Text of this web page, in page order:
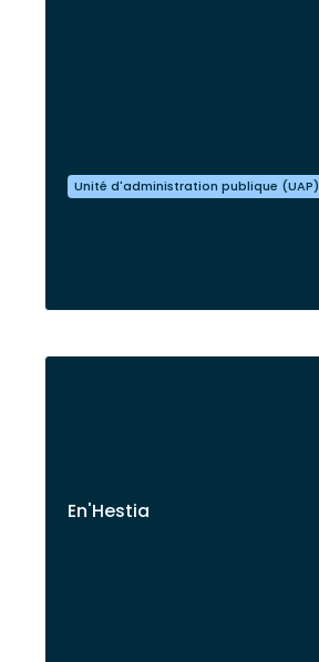
Unité d'administration publique (UAP)
En'Hestia